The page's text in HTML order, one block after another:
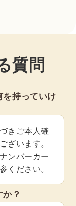
質問
持っていけ
きご本人確
ざいます。
ンバーカー
ください。
？